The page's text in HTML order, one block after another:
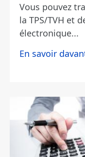
Vous pouvez
la TPS/TVH et
électronique...
En savoir